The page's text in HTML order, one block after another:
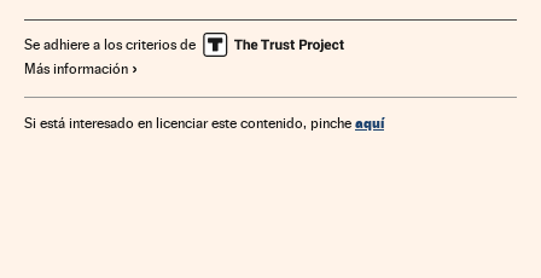
Se adhiere a los criterios de
Más información
Si está interesado en licenciar este contenido, pinche aquí